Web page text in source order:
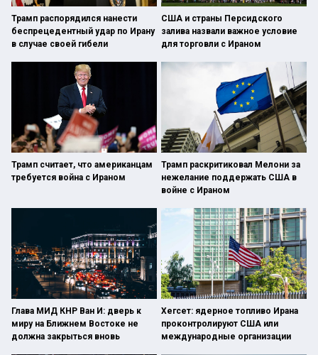
Трамп распорядился нанести
беспрецедентный удар по Ирану
в случае своей гибели
США и страны Персидского
залива назвали важное условие
для торговли с Ираном
Трамп считает, что американцам
требуется война с Ираном
Трамп раскритиковал Мелони за
нежелание поддержать США в
войне с Ираном
Глава МИД КНР Ван И: дверь к
миру на Ближнем Востоке не
должна закрыться вновь
Хегсет: ядерное топливо Ирана
проконтролируют США или
международные организации